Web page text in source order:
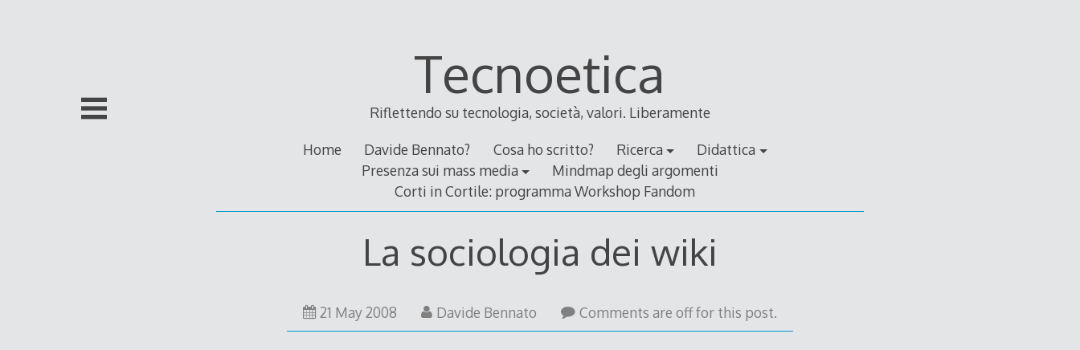
Tecnoetica
Riflettendo su tecnologia, società, valori. Liberamente
Home Davide Bennato? Cosa ho scritto? Ricerca
Didattica
Presenza sui mass media
Mindmap degli argomenti
Corti in Cortile: programma Workshop Fandom
La sociologia dei wiki
21 May 200821
May
Davide Bennato Comments are off for this post.